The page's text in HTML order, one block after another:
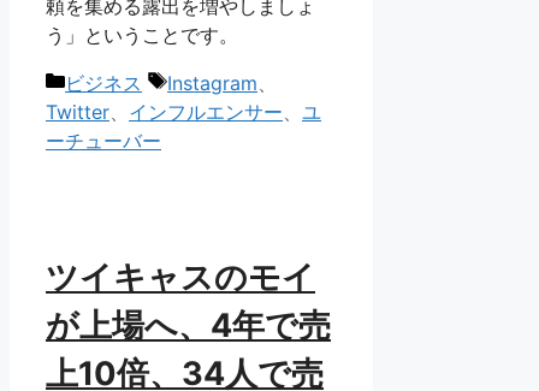
頼を集める露出を増やしましょ
う」ということです。
カ
テ
ゴ
ビジネス
タ
グ
Instagram
Twitter
インフルエンサー
ユ
ーチューバー
ツイキャスのモイ
が上場へ、4年で売
上10倍、34人で売